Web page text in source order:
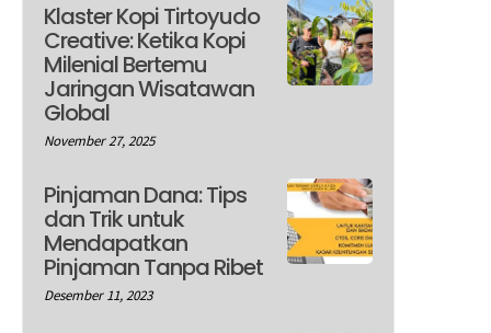
Klaster Kopi Tirtoyudo
Creative: Ketika Kopi
Milenial Bertemu
Jaringan Wisatawan
Global
November 27, 2025
Pinjaman Dana: Tips
dan Trik untuk
Mendapatkan
Pinjaman Tanpa Ribet
Desember 11, 2023